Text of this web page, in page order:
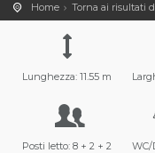
Home Torna ai risultati
Lunghezza: 11.55 m
Posti letto: 8 + 2 + 2 WC/